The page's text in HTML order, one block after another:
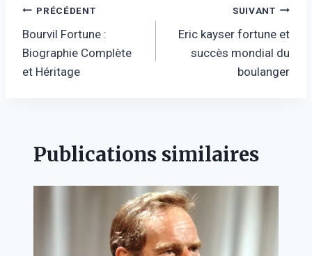
Navigation
de
l’article
PRÉCÉDENT
Bourvil Fortune :
Biographie Complète
et Héritage
SUIVANT
Eric kayser fortune et
succès mondial du
boulanger
Publications similaires